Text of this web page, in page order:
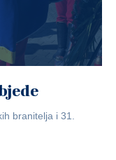
branitelja i 31.